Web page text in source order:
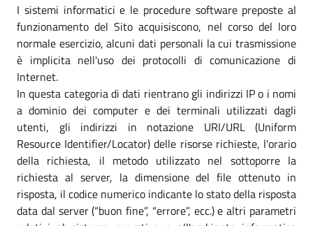
I sistemi informatici e le procedure software preposte al
funzionamento del Sito acquisiscono, nel corso del loro
normale esercizio, alcuni dati personali la cui trasmissione
è implicita nell'uso dei protocolli di comunicazione di
Internet.
In questa categoria di dati rientrano gli indirizzi IP o i nomi
a dominio dei computer e dei terminali utilizzati dagli
utenti, gli indirizzi in notazione URI/URL (Uniform
Resource Identifier/Locator) delle risorse richieste, l'orario
della richiesta, il metodo utilizzato nel sottoporre la
richiesta al server, la dimensione del file ottenuto in
risposta, il codice numerico indicante lo stato della risposta
data dal server (“buon fine”, “errore”, ecc.) e altri parametri